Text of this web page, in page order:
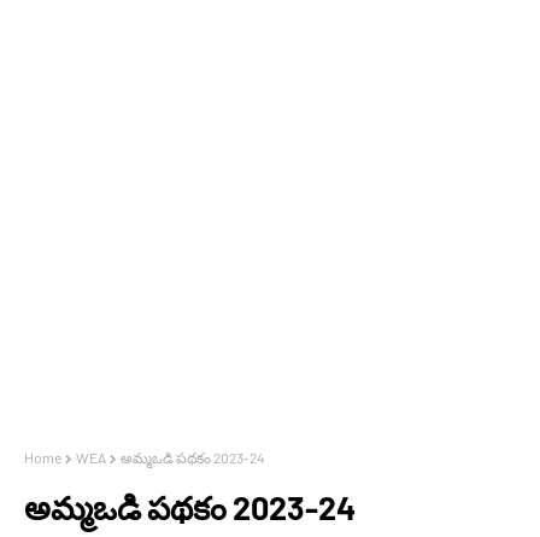
Home WEA అమ్మఒడి పథకం 2023-24
అమ్మఒడి పథకం 2023-24